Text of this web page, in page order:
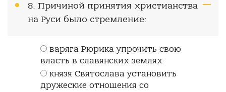
8. Причиной принятия христианства
на Руси было стремление:
варяга Рюрика упрочить свою
власть в славянских землях
князя Святослава установить
дружеские отношения со